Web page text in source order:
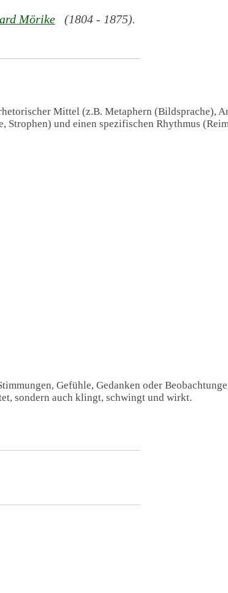
Mörike(1804 - 1875).
Mittel (z.B. Metaphern (Bildsprache),
und einen spezifischen Rhythmus
Gefühle, Gedanken oder
sondern auch klingt, schwingt und wirkt.